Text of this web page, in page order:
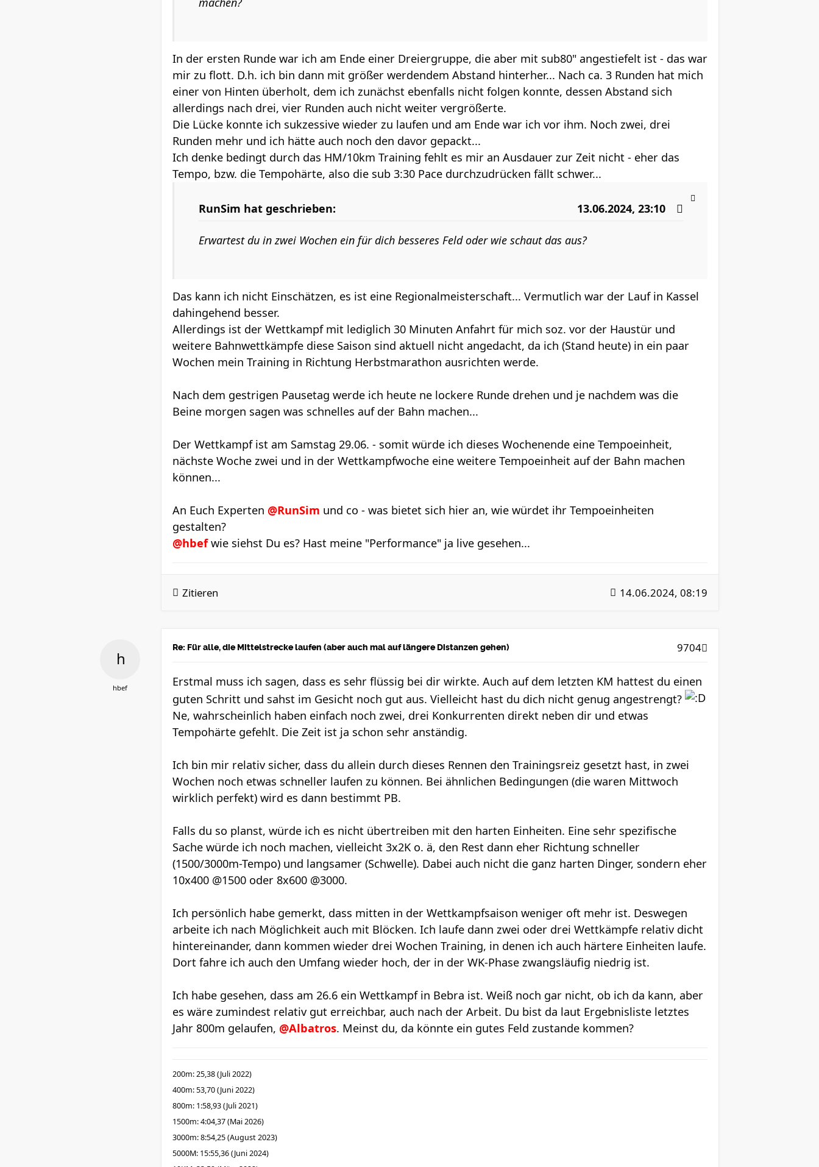
In der ersten Runde war ich am Ende einer Dreiergruppe, die aber mit sub80" angestiefelt ist - das war
mir zu flott. D.h. ich bin dann mit größer werdendem Abstand hinterher... Nach ca. 3 Runden hat mich
einer von Hinten überholt, dem ich zunächst ebenfalls nicht folgen konnte, dessen Abstand sich
allerdings nach drei, vier Runden auch nicht weiter vergrößerte.
Die Lücke konnte ich sukzessive wieder zu laufen und am Ende war ich vor ihm. Noch zwei, drei
Runden mehr und ich hätte auch noch den davor gepackt...
Ich denke bedingt durch das HM/10km Training fehlt es mir an Ausdauer zur Zeit nicht - eher das
Tempo, bzw. die Tempohärte, also die sub 3:30 Pace durchzudrücken fällt schwer...
RunSim hat geschrieben: 13.06.2024, 23:10
Erwartest du in zwei Wochen ein für dich besseres Feld oder wie schaut das aus?
Das kann ich nicht Einschätzen, es ist eine Regionalmeisterschaft... Vermutlich war der Lauf in Kassel
dahingehend besser.
Allerdings ist der Wettkampf mit lediglich 30 Minuten Anfahrt für mich soz. vor der Haustür und
weitere Bahnwettkämpfe diese Saison sind aktuell nicht angedacht, da ich (Stand heute) in ein paar
Wochen mein Training in Richtung Herbstmarathon ausrichten werde.
Nach dem gestrigen Pausetag werde ich heute ne lockere Runde drehen und je nachdem was die
Beine morgen sagen was schnelles auf der Bahn machen...
Der Wettkampf ist am Samstag 29.06. - somit würde ich dieses Wochenende eine Tempoeinheit,
nächste Woche zwei und in der Wettkampfwoche eine weitere Tempoeinheit auf der Bahn machen
können...
An Euch Experten @RunSim und co - was bietet sich hier an, wie würdet ihr Tempoeinheiten
gestalten?
@hbefwie siehst Du es? Hast meine "Performance" ja live gesehen...
Zitieren 14.06.2024, 08:19
hbef
Re: Für alle, die Mittelstrecke laufen (aber auch mal auf längere Distanzen gehen) 9704
Erstmal muss ich sagen, dass es sehr flüssig bei dir wirkte. Auch auf dem letzten KM hattest du einen
guten Schritt und sahst im Gesicht noch gut aus. Vielleicht hast du dich nicht genug angestrengt?
Ne, wahrscheinlich haben einfach noch zwei, drei Konkurrenten direkt neben dir und etwas
Tempohärte gefehlt. Die Zeit ist ja schon sehr anständig.
Ich bin mir relativ sicher, dass du allein durch dieses Rennen den Trainingsreiz gesetzt hast, in zwei
Wochen noch etwas schneller laufen zu können. Bei ähnlichen Bedingungen (die waren Mittwoch
wirklich perfekt) wird es dann bestimmt PB.
Falls du so planst, würde ich es nicht übertreiben mit den harten Einheiten. Eine sehr spezifische
Sache würde ich noch machen, vielleicht 3x2K o. ä, den Rest dann eher Richtung schneller
(1500/3000m-Tempo) und langsamer (Schwelle). Dabei auch nicht die ganz harten Dinger, sondern eher
10x400 @1500 oder 8x600 @3000.
Ich persönlich habe gemerkt, dass mitten in der Wettkampfsaison weniger oft mehr ist. Deswegen
arbeite ich nach Möglichkeit auch mit Blöcken. Ich laufe dann zwei oder drei Wettkämpfe relativ dicht
hintereinander, dann kommen wieder drei Wochen Training, in denen ich auch härtere Einheiten laufe.
Dort fahre ich auch den Umfang wieder hoch, der in der WK-Phase zwangsläufig niedrig ist.
Ich habe gesehen, dass am 26.6 ein Wettkampf in Bebra ist. Weiß noch gar nicht, ob ich da kann, aber
es wäre zumindest relativ gut erreichbar, auch nach der Arbeit. Du bist da laut Ergebnisliste letztes
Jahr 800m gelaufen, @Albatros. Meinst du, da könnte ein gutes Feld zustande kommen?
200m: 25,38 (Juli 2022)
400m: 53,70 (Juni 2022)
800m: 1:58,93 (Juli 2021)
1500m: 4:04,37 (Mai 2026)
3000m: 8:54,25 (August 2023)
5000M: 15:55,36 (Juni 2024)